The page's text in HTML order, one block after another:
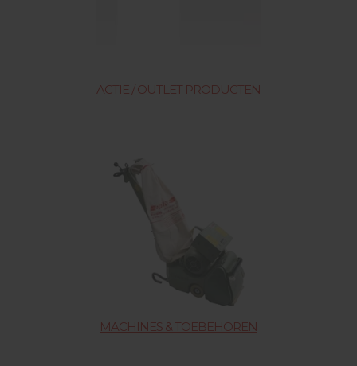
ACTIE / OUTLET PRODUCTEN
MACHINES & TOEBEHOREN